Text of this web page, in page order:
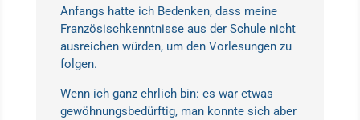
Anfangs hatte ich Bedenken, dass meine
Französischkenntnisse aus der Schule nicht
ausreichen würden, um den Vorlesungen zu
folgen.
Wenn ich ganz ehrlich bin: es war etwas
gewöhnungsbedürftig, man konnte sich aber